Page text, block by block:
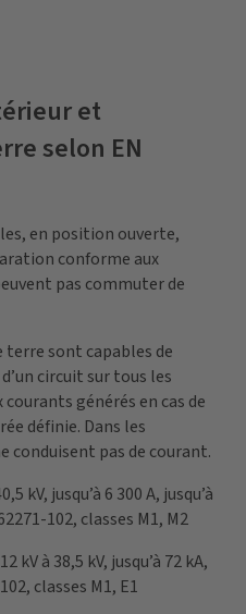
et
selon EN
en position ouverte,
conforme aux
pas commuter de
terre sont capables de
circuit sur tous les
générés en cas de
définie. Dans les
conduisent pas de courant.
kV, jusqu’à 6 300 A, jusqu’à
102, classes M1, M2
kV à 38,5 kV, jusqu’à 72 kA,
classes M1, E1